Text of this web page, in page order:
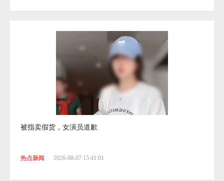
被指卖假货，女演员道歉
热点新闻 2026-08-07 15:41:01